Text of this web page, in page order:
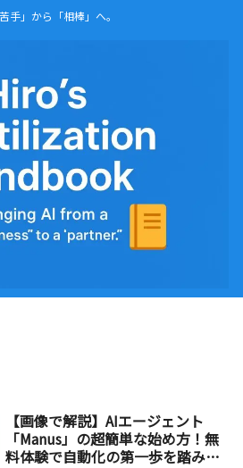
手」から「相棒」へ。
【画像で解説】AIエージェント
「Manus」の超簡単な始め方！無
料体験で自動化の第一歩を踏み出